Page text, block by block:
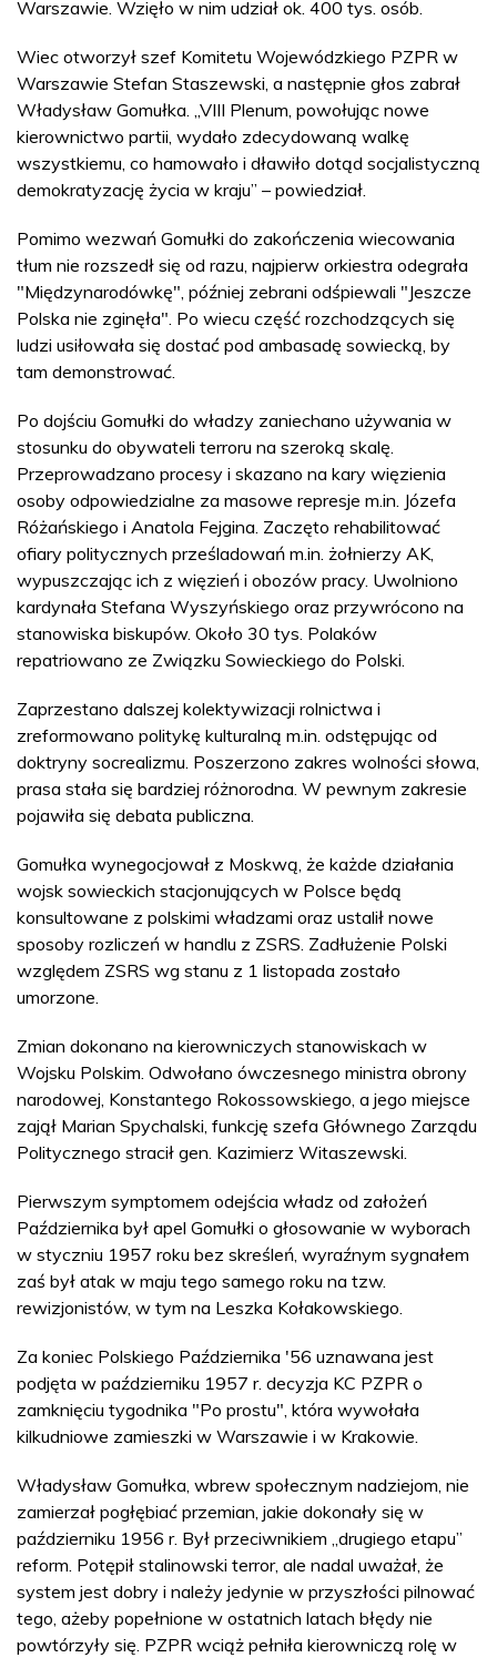
Warszawie. Wzięło w nim udział ok. 400 tys. osób.
Wiec otworzył szef Komitetu Wojewódzkiego PZPR w
Warszawie Stefan Staszewski, a następnie głos zabrał
Władysław Gomułka. „VIII Plenum, powołując nowe
kierownictwo partii, wydało zdecydowaną walkę
wszystkiemu, co hamowało i dławiło dotąd socjalistyczną
demokratyzację życia w kraju” – powiedział.
Pomimo wezwań Gomułki do zakończenia wiecowania
tłum nie rozszedł się od razu, najpierw orkiestra odegrała
"Międzynarodówkę", później zebrani odśpiewali "Jeszcze
Polska nie zginęła". Po wiecu część rozchodzących się
ludzi usiłowała się dostać pod ambasadę sowiecką, by
tam demonstrować.
Po dojściu Gomułki do władzy zaniechano używania w
stosunku do obywateli terroru na szeroką skalę.
Przeprowadzano procesy i skazano na kary więzienia
osoby odpowiedzialne za masowe represje m.in. Józefa
Różańskiego i Anatola Fejgina. Zaczęto rehabilitować
ofiary politycznych prześladowań m.in. żołnierzy AK,
wypuszczając ich z więzień i obozów pracy. Uwolniono
kardynała Stefana Wyszyńskiego oraz przywrócono na
stanowiska biskupów. Około 30 tys. Polaków
repatriowano ze Związku Sowieckiego do Polski.
Zaprzestano dalszej kolektywizacji rolnictwa i
zreformowano politykę kulturalną m.in. odstępując od
doktryny socrealizmu. Poszerzono zakres wolności słowa,
prasa stała się bardziej różnorodna. W pewnym zakresie
pojawiła się debata publiczna.
Gomułka wynegocjował z Moskwą, że każde działania
wojsk sowieckich stacjonujących w Polsce będą
konsultowane z polskimi władzami oraz ustalił nowe
sposoby rozliczeń w handlu z ZSRS. Zadłużenie Polski
względem ZSRS wg stanu z 1 listopada zostało
umorzone.
Zmian dokonano na kierowniczych stanowiskach w
Wojsku Polskim. Odwołano ówczesnego ministra obrony
narodowej, Konstantego Rokossowskiego, a jego miejsce
zajął Marian Spychalski, funkcję szefa Głównego Zarządu
Politycznego stracił gen. Kazimierz Witaszewski.
Pierwszym symptomem odejścia władz od założeń
Października był apel Gomułki o głosowanie w wyborach
w styczniu 1957 roku bez skreśleń, wyraźnym sygnałem
zaś był atak w maju tego samego roku na tzw.
rewizjonistów, w tym na Leszka Kołakowskiego.
Za koniec Polskiego Października '56 uznawana jest
podjęta w październiku 1957 r. decyzja KC PZPR o
zamknięciu tygodnika "Po prostu", która wywołała
kilkudniowe zamieszki w Warszawie i w Krakowie.
Władysław Gomułka, wbrew społecznym nadziejom, nie
zamierzał pogłębiać przemian, jakie dokonały się w
październiku 1956 r. Był przeciwnikiem „drugiego etapu”
reform. Potępił stalinowski terror, ale nadal uważał, że
system jest dobry i należy jedynie w przyszłości pilnować
tego, ażeby popełnione w ostatnich latach błędy nie
powtórzyły się. PZPR wciąż pełniła kierowniczą rolę w